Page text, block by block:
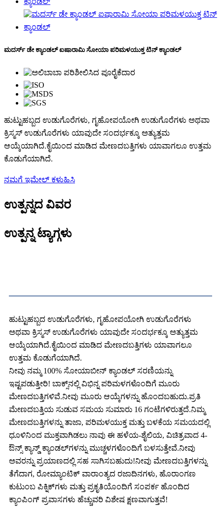
ಮದರ್ಸ್ ಡೇ ಕ್ಯಾಂಡಲ್ ಐಷಾರಾಮಿ ಸೋಯಾ ಪರಿಮಳಯುಕ್ತ ಟಿನ್ ಕ್ಯಾಂಡಲ್
ಹುಟ್ಟುಹಬ್ಬದ ಉಡುಗೊರೆಗಳು, ಗೃಹೋಪಯೋಗಿ ಉಡುಗೊರೆಗಳು ಅಥವಾ
ಕ್ರಿಸ್ಮಸ್ ಉಡುಗೊರೆಗಳು ಯಾವುದೇ ಸಂದರ್ಭಕ್ಕೂ ಅತ್ಯುತ್ತಮ
ಆಯ್ಕೆಯಾಗಿದೆ.ಕೈಯಿಂದ ಮಾಡಿದ ಮೇಣದಬತ್ತಿಗಳು ಯಾವಾಗಲೂ ಉತ್ತಮ
ಕೊಡುಗೆಯಾಗಿದೆ.
ನಮಗೆ ಇಮೇಲ್ ಕಳುಹಿಸಿ
ಉತ್ಪನ್ನದ ವಿವರ
ಉತ್ಪನ್ನ ಟ್ಯಾಗ್ಗಳು
ಹುಟ್ಟುಹಬ್ಬದ ಉಡುಗೊರೆಗಳು, ಗೃಹೋಪಯೋಗಿ ಉಡುಗೊರೆಗಳು
ಅಥವಾ ಕ್ರಿಸ್ಮಸ್ ಉಡುಗೊರೆಗಳು ಯಾವುದೇ ಸಂದರ್ಭಕ್ಕೂ ಅತ್ಯುತ್ತಮ
ಆಯ್ಕೆಯಾಗಿದೆ.ಕೈಯಿಂದ ಮಾಡಿದ ಮೇಣದಬತ್ತಿಗಳು ಯಾವಾಗಲೂ
ಉತ್ತಮ ಕೊಡುಗೆಯಾಗಿದೆ.
ನೀವು ನಮ್ಮ 100% ಸೋಯಾಬೀನ್ ಕ್ಯಾಂಡಲ್ ಸರಣಿಯನ್ನು
ಇಷ್ಟಪಡುತ್ತೀರಿ! ಬಾಕ್ಸ್‌ನಲ್ಲಿ ವಿಭಿನ್ನ ಪರಿಮಳಗಳೊಂದಿಗೆ ಮೂರು
ಮೇಣದಬತ್ತಿಗಳಿವೆ.ನೀವು ಮೂರು ಆಯ್ಕೆಗಳನ್ನು ಹೊಂದಬಹುದು.ಪ್ರತಿ
ಮೇಣದಬತ್ತಿಯ ಸುಡುವ ಸಮಯ ಸುಮಾರು 16 ಗಂಟೆಗಳಿರುತ್ತದೆ.ನಿಮ್ಮ
ಮೇಣದಬತ್ತಿಗಳನ್ನು ತಾಜಾ, ಪರಿಮಳಯುಕ್ತ ಮತ್ತು ಬಳಕೆಯ ಸಮಯದಲ್ಲಿ
ಧೂಳಿನಿಂದ ಮುಕ್ತವಾಗಿಡಲು ನಾವು ಈ ಹಳೆಯ-ಶೈಲಿಯ, ವಿಚಿತ್ರವಾದ 4-
ಔನ್ಸ್ ಕ್ಯಾನ್ಡ್ ಕ್ಯಾಂಡಲ್‌ಗಳನ್ನು ಮುಚ್ಚಳಗಳೊಂದಿಗೆ ಬಳಸುತ್ತೇವೆ.ನೀವು
ಅವರನ್ನು ಪ್ರಯಾಣದಲ್ಲಿ ಸಹ ಸಾಗಿಸಬಹುದು!ನೀವು ಮೇಣದಬತ್ತಿಗಳನ್ನು
ತೆಗೆದಾಗ, ರೋಮ್ಯಾಂಟಿಕ್ ವಾರಾಂತ್ಯದ ರಜಾದಿನಗಳು, ಹೊರಾಂಗಣ
ಕುಟುಂಬ ಪಿಕ್ನಿಕ್‌ಗಳು ಮತ್ತು ಪ್ರಕೃತಿಯೊಂದಿಗೆ ಸಂಪರ್ಕ ಹೊಂದಿದ
ಕ್ಯಾಂಪಿಂಗ್ ಪ್ರವಾಸಗಳು ಹೆಚ್ಚುವರಿ ವಿಶೇಷ ಕ್ಷಣವಾಗುತ್ತವೆ!